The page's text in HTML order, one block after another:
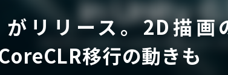
がリリース。2D描
移行の動きも